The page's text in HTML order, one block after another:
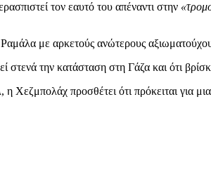
τον εαυτό του απέναντι στην
με αρκετούς ανώτερους
την κατάσταση στη Γάζα και ότι
Χεζμπολάχ προσθέτει ότι πρόκειται για μια